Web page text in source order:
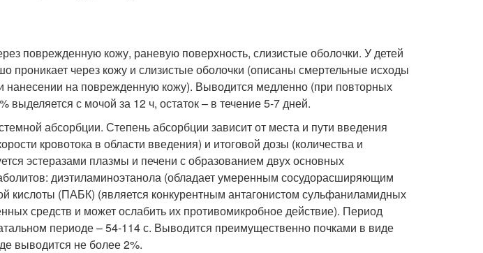
поврежденную кожу, раневую поверхность, слизистые оболочки. У детей
проникает через кожу и слизистые оболочки (описаны смертельные исходы
нанесении на поврежденную кожу). Выводится медленно (при повторных
выделяется с мочой за 12 ч, остаток – в течение 5-7 дней.
абсорбции. Степень абсорбции зависит от места и пути введения
кровотока в области введения) и итоговой дозы (количества и
эстеразами плазмы и печени с образованием двух основных
диэтиламиноэтанола (обладает умеренным сосудорасширяющим
кислоты (ПАБК) (является конкурентным антагонистом сульфаниламидных
средств и может ослабить их противомикробное действие). Период
периоде – 54-114 с. Выводится преимущественно почками в виде
выводится не более 2%.